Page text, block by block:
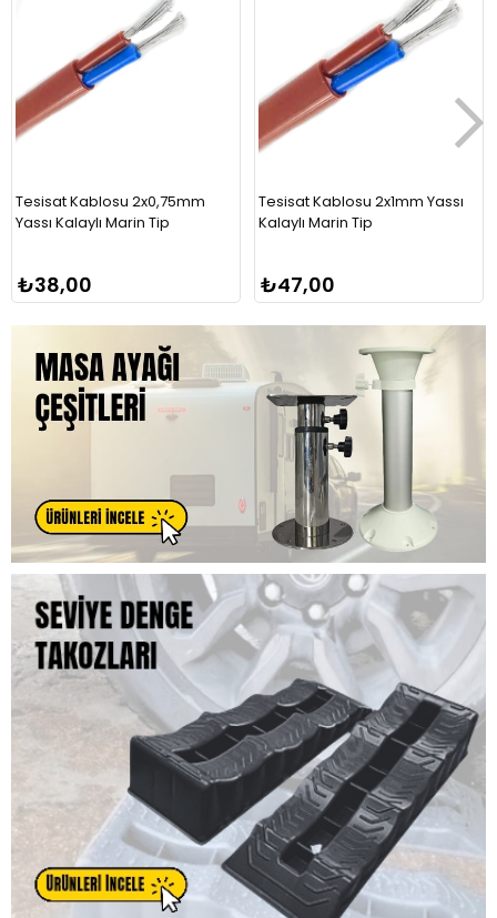
Tesisat Kablosu 2x0,75mm
Yassı Kalaylı Marin Tip
₺38,00
Tesisat Kablosu 2x1mm Yassı
Kalaylı Marin Tip
₺47,00